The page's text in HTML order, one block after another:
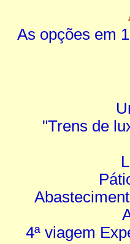
As opções em
"Trens de
4ª viagem